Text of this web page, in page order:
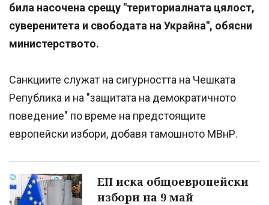
била насочена срещу "териториалната цялост,
суверенитета и свободата на Украйна", обясни
министерството.
Санкциите служат на сигурността на Чешката
Република и на "защитата на демократичното
поведение" по време на предстоящите
европейски избори, добавя тамошното МВнР.
ЕП иска общоевропейски
избори на 9 май